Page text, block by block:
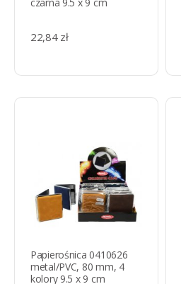
22,84 zł
Papierośnica 0410626
metal/PVC, 80 mm, 4
kolory 9.5 x 9 cm